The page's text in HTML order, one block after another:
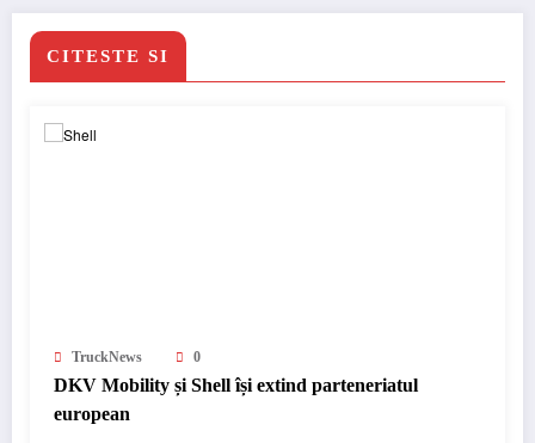
CITESTE SI
TruckNews 0
DKV Mobility și Shell își extind parteneriatul
european